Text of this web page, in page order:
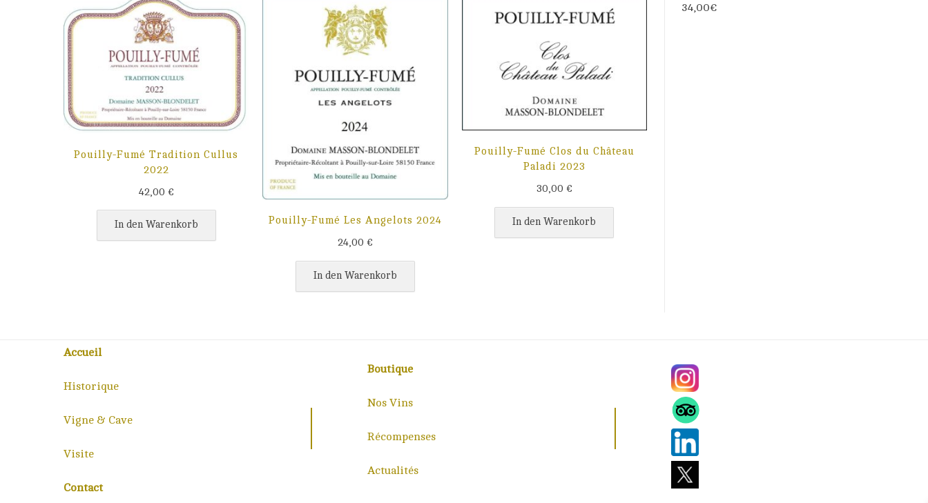
Pouilly-Fumé Tradition Cullus
2022
42,00 €
In den Warenkorb
Pouilly-Fumé Les Angelots 2024
24,00 €
In den Warenkorb
Pouilly-Fumé Clos du Château
Paladi 2023
30,00 €
In den Warenkorb
34,00€
Accueil
Historique
Vigne & Cave
Visite
Contact
Boutique
Nos Vins
Récompenses
Actualités